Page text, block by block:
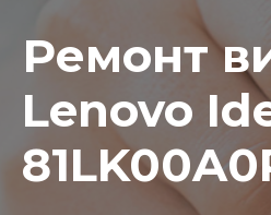
Ремонт
Lenovo